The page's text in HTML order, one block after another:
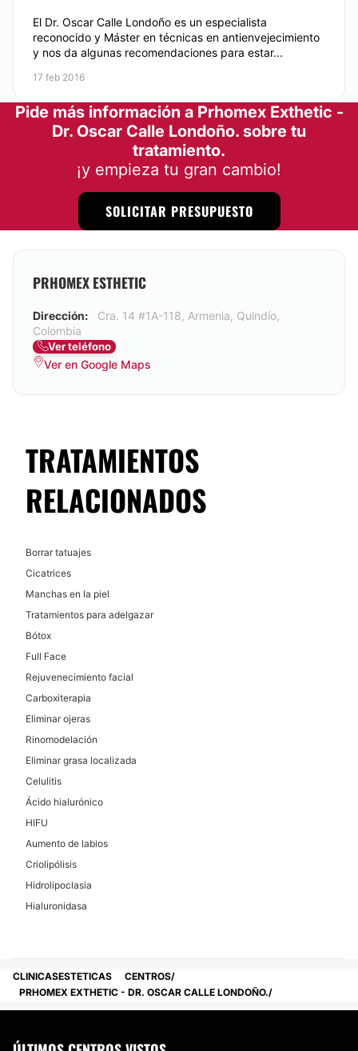
El Dr. Oscar Calle Londoño es un especialista
reconocido y Máster en técnicas en antienvejecimiento
y nos da algunas recomendaciones para estar...
17 feb 2016
Pide más información a Prhomex Exthetic -
Dr. Oscar Calle Londoño. sobre tu
tratamiento.
¡y empieza tu gran cambio!
SOLICITAR PRESUPUESTO
PRHOMEX ESTHETIC
Dirección:
Cra. 14 #1A-118, Armenia, Quindío,
Colombia
Ver teléfono
Ver en Google Maps
TRATAMIENTOS
RELACIONADOS
Borrar tatuajes
Cicatrices
Manchas en la piel
Tratamientos para adelgazar
Bótox
Full Face
Rejuvenecimiento facial
Carboxiterapia
Eliminar ojeras
Rinomodelación
Eliminar grasa localizada
Celulitis
Ácido hialurónico
HIFU
Aumento de labios
Criolipólisis
Hidrolipoclasia
Hialuronidasa
CLINICASESTETICAS
CENTROS
PRHOMEX EXTHETIC - DR. OSCAR CALLE LONDOÑO.